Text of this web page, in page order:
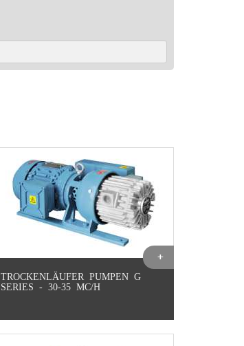
TROCKENLÄUFER PUMPEN G
SERIES - 30-35 MC/H